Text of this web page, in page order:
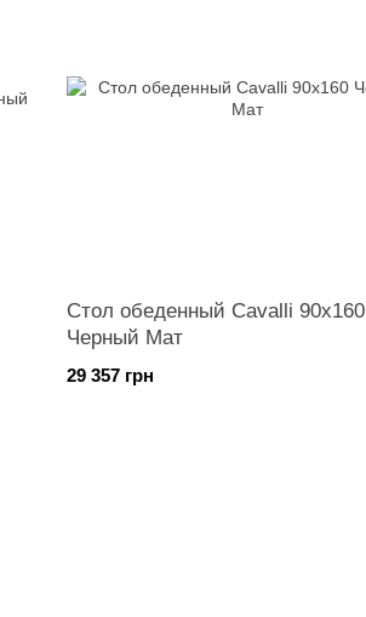
Стол обеденный Cavalli 90x160
Черный Мат
29 357 грн